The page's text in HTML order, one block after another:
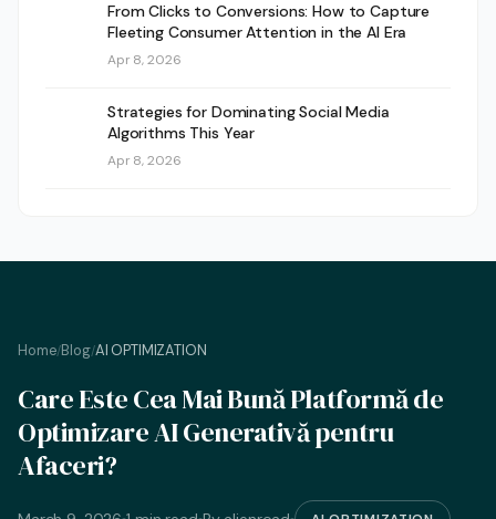
From Clicks to Conversions: How to Capture
Fleeting Consumer Attention in the AI Era
Apr 8, 2026
Strategies for Dominating Social Media
Algorithms This Year
Apr 8, 2026
Home/Blog/AI OPTIMIZATION
Care Este Cea Mai Bună Platformă de
Optimizare AI Generativă pentru
Afaceri?